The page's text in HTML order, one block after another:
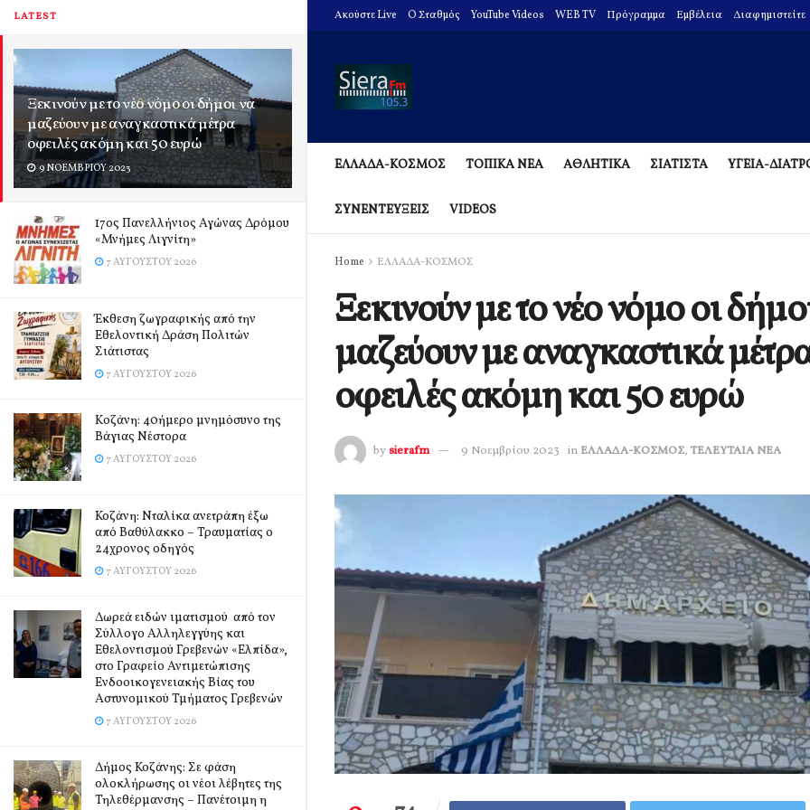
LATEST
Ξεκινούν με το νέο νόμο οι δήμοι να
μαζεύουν με αναγκαστικά μέτρα
οφειλές ακόμη και 50 ευρώ
9 ΝΟΕΜΒΡΊΟΥ 2023
17ος Πανελλήνιος Αγώνας Δρόμου
«Μνήμες Λιγνίτη»
7 ΑΥΓΟΎΣΤΟΥ 2026
Έκθεση ζωγραφικής από την
Εθελοντική Δράση Πολιτών
Σιάτιστας
7 ΑΥΓΟΎΣΤΟΥ 2026
Kοζάνη: 40ήμερο μνημόσυνο της
Βάγιας Νέστορα
7 ΑΥΓΟΎΣΤΟΥ 2026
Κοζάνη: Νταλίκα ανετράπη έξω
από Βαθύλακκο – Τραυματίας ο
24χρονος οδηγός
7 ΑΥΓΟΎΣΤΟΥ 2026
Δωρεά ειδών ιματισμού από τον
Σύλλογο Αλληλεγγύης και
Εθελοντισμού Γρεβενών «Ελπίδα»,
στο Γραφείο Αντιμετώπισης
Ενδοοικογενειακής Βίας του
Αστυνομικού Τμήματος Γρεβενών
7 ΑΥΓΟΎΣΤΟΥ 2026
Δήμος Κοζάνης: Σε φάση
ολοκλήρωσης οι νέοι λέβητες της
Τηλεθέρμανσης – Πανέτοιμη η
Ακούστε Live O Σταθμός YouTube Videos WEB TV Πρόγραμμα Εμβέλεια Διαφημιστείτε
ΕΛΛΑΔΑ-ΚΟΣΜΟΣ ΤΟΠΙΚΑ ΝΕΑ ΑΘΛΗΤΙΚΑ ΣΙΑΤΙΣΤΑ ΥΓΕΙΑ-
ΣΥΝΕΝΤΕΥΞΕΙΣ VIDEOS
Home ΕΛΛΑΔΑ-ΚΟΣΜΟΣ
Ξεκινούν με το νέο νόμο οι
μαζεύουν με αναγκαστικά
οφειλές ακόμη και 50 ευρώ
by sierafm 9 Νοεμβρίου 2023 in ΕΛΛΑΔΑ-ΚΟΣΜΟΣ, ΤΕΛΕΥΤΑΙΑ ΝΕΑ